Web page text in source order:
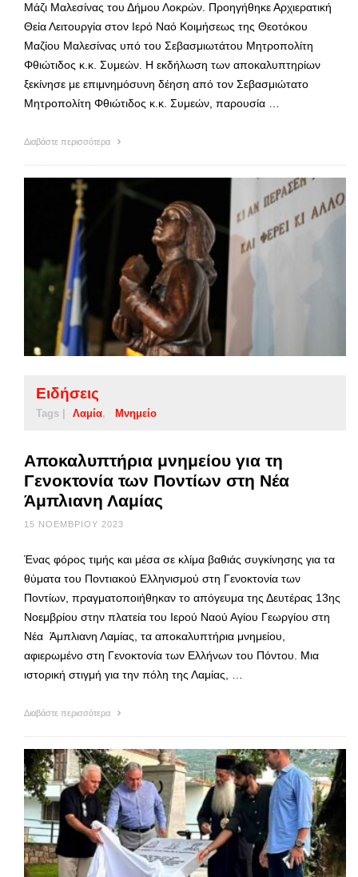
Μάζι Μαλεσίνας του Δήμου Λοκρών. Προηγήθηκε Αρχιερατική
Θεία Λειτουργία στον Ιερό Ναό Κοιμήσεως της Θεοτόκου
Μαζίου Μαλεσίνας υπό του Σεβασμιωτάτου Μητροπολίτη
Φθιώτιδος κ.κ. Συμεών. Η εκδήλωση των αποκαλυπτηρίων
ξεκίνησε με επιμνημόσυνη δέηση από τον Σεβασμιώτατο
Μητροπολίτη Φθιώτιδος κ.κ. Συμεών, παρουσία …
Διαβάστε περισσότερα
Ειδήσεις
Tags | Λαμία Μνημείο
Αποκαλυπτήρια μνημείου για τη
Γενοκτονία των Ποντίων στη Νέα
Άμπλιανη Λαμίας
15 ΝΟΕΜΒΡΊΟΥ 2023
Ένας φόρος τιμής και μέσα σε κλίμα βαθιάς συγκίνησης για τα
θύματα του Ποντιακού Ελληνισμού στη Γενοκτονία των
Ποντίων, πραγματοποιήθηκαν το απόγευμα της Δευτέρας 13ης
Νοεμβρίου στην πλατεία του Ιερού Ναού Αγίου Γεωργίου στη
Νέα Άμπλιανη Λαμίας, τα αποκαλυπτήρια μνημείου,
αφιερωμένο στη Γενοκτονία των Ελλήνων του Πόντου. Μια
ιστορική στιγμή για την πόλη της Λαμίας, …
Διαβάστε περισσότερα